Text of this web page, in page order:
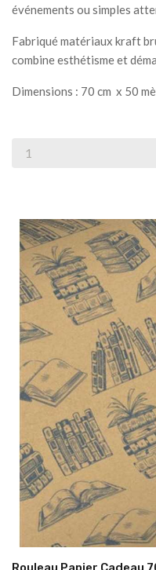
événements ou simples
Fabriqué matériaux kraft
combine esthétisme et
Dimensions : 70 cm x 50